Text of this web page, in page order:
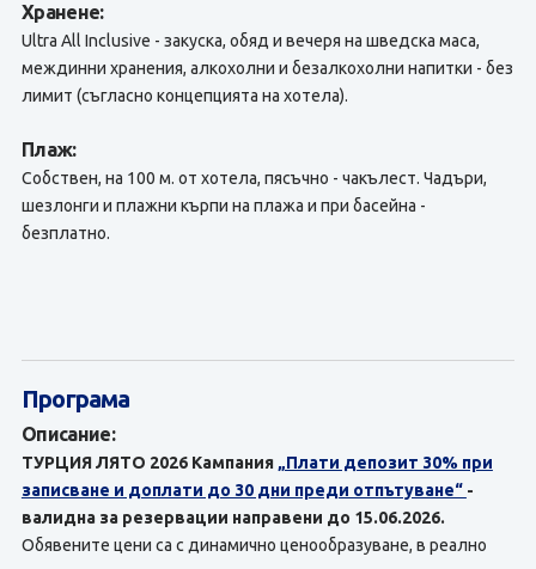
Хранене:
Ultra All Inclusive - закуска, обяд и вечеря на шведска маса,
междинни хранения, алкохолни и безалкохолни напитки - без
лимит (съгласно концепцията на хотела).
Плаж:
Собствен, на 100 м. от хотела, пясъчно - чакълест. Чадъри,
шезлонги и плажни кърпи на плажа и при басейна -
безплатно.
Програма
Описание:
ТУРЦИЯ ЛЯТО 2026 Кампания „Плати депозит 30% при
записване и доплати до 30 дни преди отпътуване“ -
валидна за резервации направени до 15.06.2026.
Обявените цени са с динамично ценообразуване, в реално